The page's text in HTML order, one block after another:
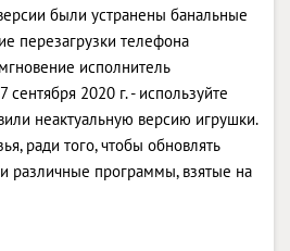
были устранены банальные
перезагрузки телефона
исполнитель
2020 г. - используйте
неактуальную версию игрушки.
ради того, чтобы обновлять
различные программы, взятые на